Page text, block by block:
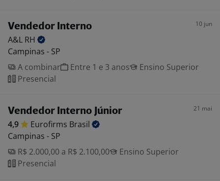
Vendedor Interno 10 jun
A&L RH
Campinas - SP
A combinar
Entre 1 e 3 anos
Ensino Superior
Presencial
Vendedor Interno Júnior 21 mai
4,9 Eurofirms Brasil
Campinas - SP
R$ 2.000,00 a R$ 2.100,00
Ensino Superior
Presencial